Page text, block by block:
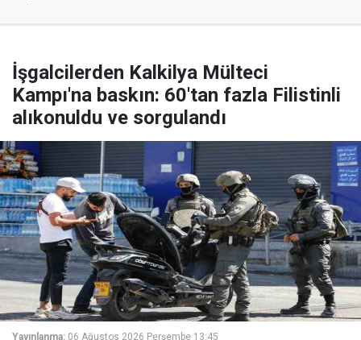
İşgalcilerden Kalkilya Mülteci
Kampı'na baskın: 60'tan fazla Filistinli
alıkonuldu ve sorgulandı
Yayınlanma: 06 Ağustos 2026 Perşembe 13:45